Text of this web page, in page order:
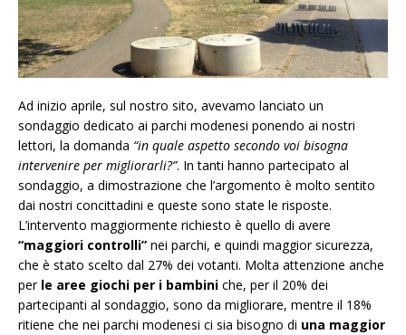
Ad inizio aprile, sul nostro sito, avevamo lanciato un
sondaggio dedicato ai parchi modenesi ponendo ai nostri
lettori, la domanda “in quale aspetto secondo voi bisogna
intervenire per migliorarli?”. In tanti hanno partecipato al
sondaggio, a dimostrazione che l’argomento è molto sentito
dai nostri concittadini e queste sono state le risposte.
L’intervento maggiormente richiesto è quello di avere
“maggiori controlli” nei parchi, e quindi maggior sicurezza,
che è stato scelto dal 27% dei votanti. Molta attenzione anche
per le aree giochi per i bambini che, per il 20% dei
partecipanti al sondaggio, sono da migliorare, mentre il 18%
ritiene che nei parchi modenesi ci sia bisogno di una maggior